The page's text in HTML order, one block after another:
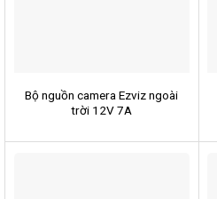
Bộ nguồn camera Ezviz ngoài
trời 12V 7A